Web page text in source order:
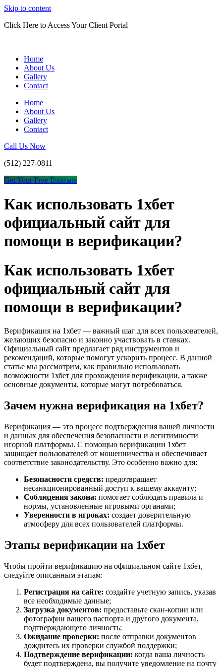
Skip to content
Click Here to Access Your Client Portal
Home
About Us
Gallery
Contact
Home
About Us
Gallery
Contact
Call Us Now
(512) 227-0811
Get Your Free Estimate
Как использовать 1хбет
официальный сайт для
помощи в верификации?
Как использовать 1хбет
официальный сайт для
помощи в верификации?
Верификация на 1хбет — важный шаг для всех пользователей,
желающих безопасно и законно участвовать в ставках.
Официальный сайт предлагает ряд инструментов и
рекомендаций, которые помогут ускорить процесс. В данной
статье мы рассмотрим, как правильно использовать
возможности 1хбет для прохождения верификации, а также
основные документы, которые могут потребоваться.
Зачем нужна верификация на 1хбет?
Верификация — это процесс подтверждения вашей личности
и данных для обеспечения безопасности и легитимности
игорной платформы. С помощью верификации 1хбет
защищает пользователей от мошенничества и обеспечивает
соответствие законодательству. Это особенно важно для:
Безопасности средств: предотвращает
несанкционированный доступ к вашему аккаунту;
Соблюдения закона: помогает соблюдать правила и
нормы, установленные игровыми органами;
Уверенности в игроках: создает доверительную
атмосферу для всех пользователей платформы.
Этапы верификации на 1хбет
Чтобы пройти верификацию на официальном сайте 1хбет,
следуйте описанным этапам:
Регистрация на сайте: создайте учетную запись, указав
все необходимые данные;
Загрузка документов: предоставьте скан-копии или
фотографии вашего паспорта и другого документа,
подтверждающего личность;
Ожидание проверки: после отправки документов
дождитесь их проверки службой поддержки;
Подтверждение верификации: когда ваша личность
будет подтверждена, вы получите уведомление на почту